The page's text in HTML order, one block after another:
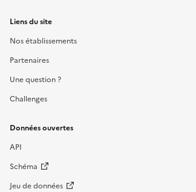
Liens du site
Nos établissements
Partenaires
Une question ?
Challenges
Données ouvertes
API
Schéma
Jeu de données